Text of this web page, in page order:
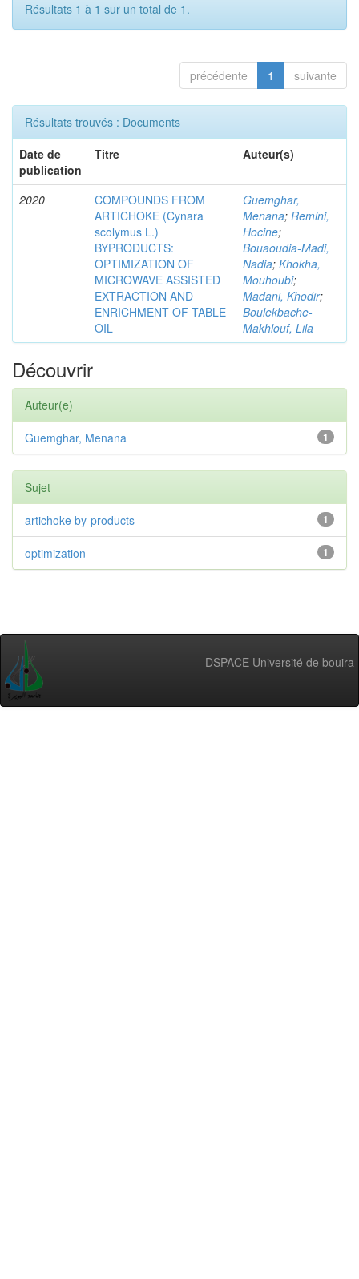
Résultats 1 à 1 sur un total de 1.
précédente 1 suivante
Résultats trouvés : Documents
Date de
publication
Titre Auteur(s)
2020
COMPOUNDS FROM
ARTICHOKE (Cynara
scolymus L.)
BYPRODUCTS:
OPTIMIZATION OF
MICROWAVE ASSISTED
EXTRACTION AND
ENRICHMENT OF TABLE
OIL
Guemghar,
Menana; Remini,
Hocine;
Bouaoudia-Madi,
Nadia; Khokha,
Mouhoubi;
Madani, Khodir;
Boulekbache-
Makhlouf, Lila
Découvrir
Auteur(e)
1
Guemghar, Menana
Sujet
1
artichoke by-products
1
optimization
DSPACE Université de bouira